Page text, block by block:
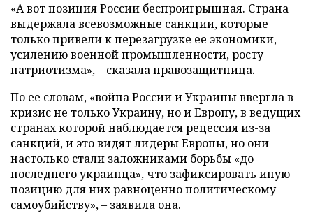
«А вот позиция России беспроигрышная. Страна
выдержала всевозможные санкции, которые
только привели к перезагрузке ее экономики,
усилению военной промышленности, росту
патриотизма», – сказала правозащитница.
По ее словам, «война России и Украины ввергла в
кризис не только Украину, но и Европу, в ведущих
странах которой наблюдается рецессия из-за
санкций, и это видят лидеры Европы, но они
настолько стали заложниками борьбы «до
последнего украинца», что зафиксировать иную
позицию для них равноценно политическому
самоубийству», – заявила она.